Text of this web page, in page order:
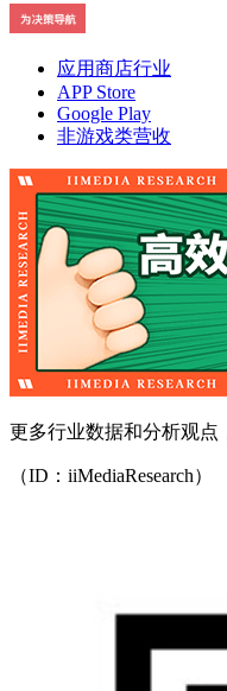
应用商店行业
APP Store
Google Play
非游戏类营收
更多行业数据和分析观点
（ID：iiMediaResearch）